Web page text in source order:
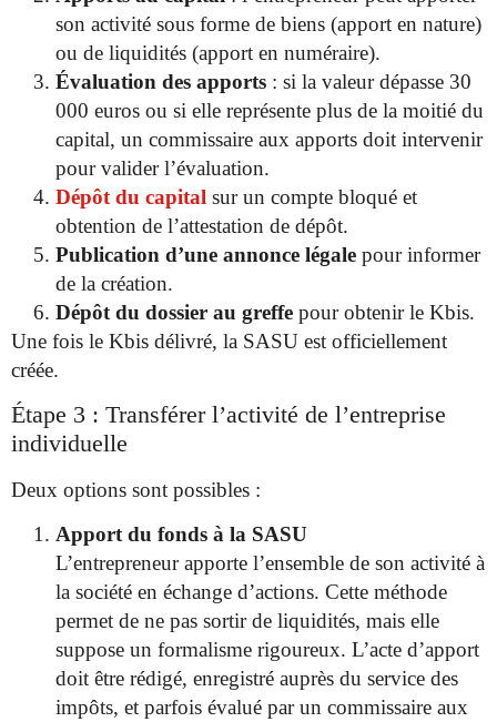
son activité sous forme de biens (apport en nature)
ou de liquidités (apport en numéraire).
Évaluation des apports : si la valeur dépasse 30
000 euros ou si elle représente plus de la moitié du
capital, un commissaire aux apports doit intervenir
pour valider l’évaluation.
Dépôt du capital sur un compte bloqué et
obtention de l’attestation de dépôt.
Publication d’une annonce légale pour informer
de la création.
Dépôt du dossier au greffe pour obtenir le Kbis.
Une fois le Kbis délivré, la SASU est officiellement
créée.
Étape 3 : Transférer l’activité de l’entreprise
individuelle
Deux options sont possibles :
Apport du fonds à la SASU
L’entrepreneur apporte l’ensemble de son activité à
la société en échange d’actions. Cette méthode
permet de ne pas sortir de liquidités, mais elle
suppose un formalisme rigoureux. L’acte d’apport
doit être rédigé, enregistré auprès du service des
impôts, et parfois évalué par un commissaire aux